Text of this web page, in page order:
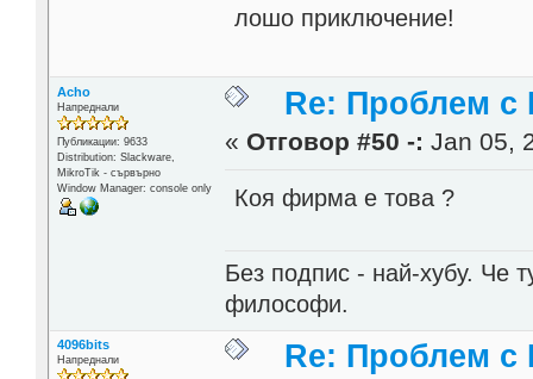
лошо приключение!
Acho
Напреднали
Публикации: 9633
Distribution: Slackware,
MikroTik - сървърно
Window Manager: console only
Re: Проблем с
« Отговор #50 -: Jan 05,
Коя фирма е това ?
Без подпис - най-хубу. Че
философи.
4096bits
Напреднали Re: Проблем с